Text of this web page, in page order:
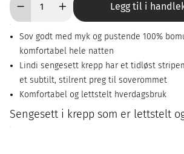
Legg til i
Sov godt med myk og pustende 100%
komfortabel hele natten
Lindi sengesett krepp har et tidløst
et subtilt, stilrent preg til soverommet
Komfortabel og lettstelt hverdagsbruk
Sengesett i krepp som er lettstelt